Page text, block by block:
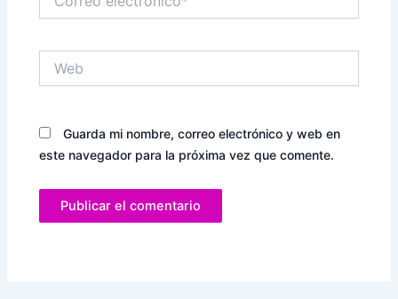
electrónico*
Guarda mi nombre, correo electrónico y web en
este navegador para la próxima vez que comente.